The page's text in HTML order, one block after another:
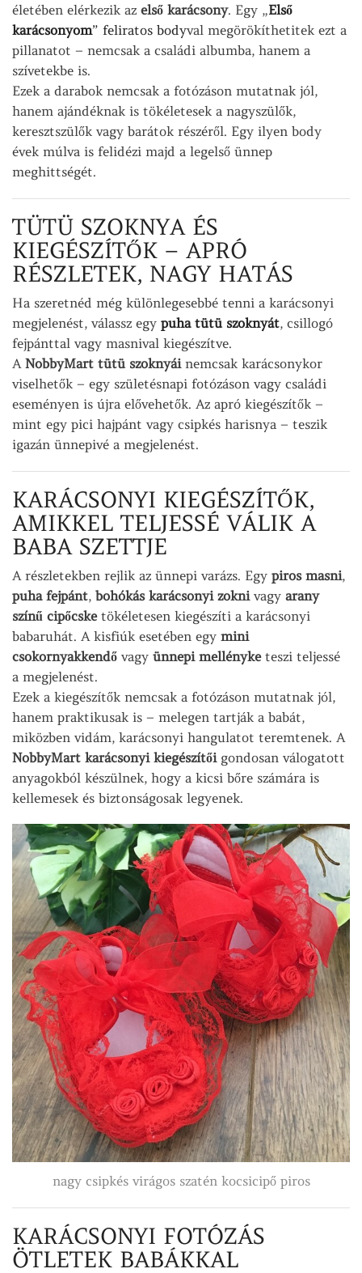
életében elérkezik az első karácsony. Egy „Első
karácsonyom” feliratos bodyval megörökíthetitek ezt a
pillanatot – nemcsak a családi albumba, hanem a
szívetekbe is.
Ezek a darabok nemcsak a fotózáson mutatnak jól,
hanem ajándéknak is tökéletesek a nagyszülők,
keresztszülők vagy barátok részéről. Egy ilyen body
évek múlva is felidézi majd a legelső ünnep
meghittségét.
TÜTÜ SZOKNYA ÉS
KIEGÉSZÍTŐK – APRÓ
RÉSZLETEK, NAGY HATÁS
Ha szeretnéd még különlegesebbé tenni a karácsonyi
megjelenést, válassz egy puha tütü szoknyát, csillogó
fejpánttal vagy masnival kiegészítve.
A NobbyMart tütü szoknyáinemcsak karácsonykor
viselhetők – egy születésnapi fotózáson vagy családi
eseményen is újra elővehetők. Az apró kiegészítők –
mint egy pici hajpánt vagy csipkés harisnya – teszik
igazán ünnepivé a megjelenést.
KARÁCSONYI KIEGÉSZÍTŐK,
AMIKKEL TELJESSÉ VÁLIK A
BABA SZETTJE
A részletekben rejlik az ünnepi varázs. Egy piros masni,
puha fejpánt, bohókás karácsonyi zoknivagy arany
színű cipőcsketökéletesen kiegészíti a karácsonyi
babaruhát. A kisfiúk esetében egy mini
csokornyakkendő vagy ünnepi mellényketeszi teljessé
a megjelenést.
Ezek a kiegészítők nemcsak a fotózáson mutatnak jól,
hanem praktikusak is – melegen tartják a babát,
miközben vidám, karácsonyi hangulatot teremtenek. A
NobbyMart karácsonyi kiegészítőigondosan válogatott
anyagokból készülnek, hogy a kicsi bőre számára is
kellemesek és biztonságosak legyenek.
nagy csipkés virágos szatén kocsicipő piros
KARÁCSONYI FOTÓZÁS
ÖTLETEK BABÁKKAL